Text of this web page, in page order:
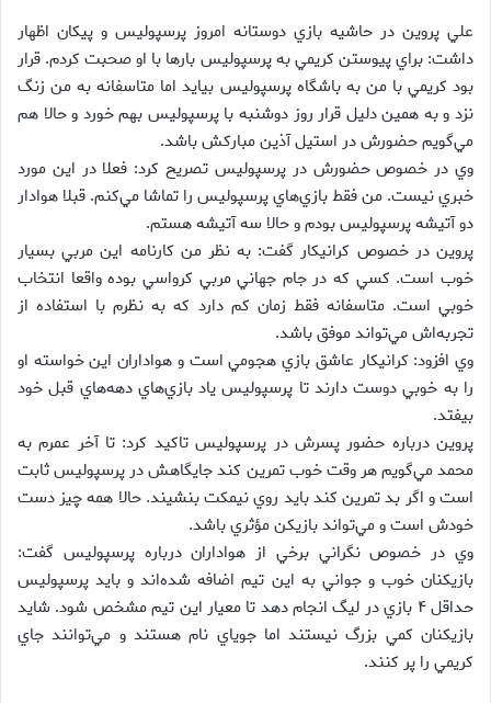
علي پروين در حاشيه بازي دوستانه امروز پرسپوليس و پيكان اظهار
داشت: براي پيوستن كريمي به پرسپوليس بارها با او صحبت كردم. قرار
بود كريمي با من به باشگاه پرسپوليس بيايد اما متاسفانه به من زنگ
نزد و به همين دليل قرار روز دوشنبه با پرسپوليس بهم خورد و حالا هم
مي‌گويم حضورش در استيل آذين مباركش باشد.
وي در خصوص حضورش در پرسپوليس تصريح كرد: فعلا در اين مورد
خبري نيست. من فقط بازي‌هاي پرسپوليس را تماشا مي‌كنم. قبلا هوادار
دو آتيشه پرسپوليس بودم و حالا سه آتيشه هستم.
پروين در خصوص كرانيكار گفت: به نظر من كارنامه اين مربي بسيار
خوب است. كسي كه در جام جهاني مربي كرواسي بوده واقعا انتخاب
خوبي است. متاسفانه فقط زمان كم دارد كه به نظرم با استفاده از
تجربه‌اش مي‌تواند موفق باشد.
وي افزود: كرانيكار عاشق بازي هجومي است و هواداران اين خواسته او
را به خوبي دوست دارند تا پرسپوليس ياد بازي‌هاي دهه‌هاي قبل خود
بيفتد.
پروين درباره حضور پسرش در پرسپوليس تاكيد كرد: تا آخر عمرم به
محمد مي‌گويم هر وقت خوب تمرين كند جايگاهش در پرسپوليس ثابت
است و اگر بد تمرين كند بايد روي نيمكت بنشيند. حالا همه چيز دست
خودش است و مي‌تواند بازيكن مؤثري باشد.
وي در خصوص نگراني برخي از هواداران درباره پرسپوليس گفت:
بازيكنان خوب و جواني به اين تيم اضافه شده‌اند و بايد پرسپوليس
حداقل ۴ بازي در ليگ انجام دهد تا معيار اين تيم مشخص شود. شايد
بازيكنان كمي بزرگ نيستند اما جوياي نام هستند و مي‌توانند جاي
كريمي را پر كنند.